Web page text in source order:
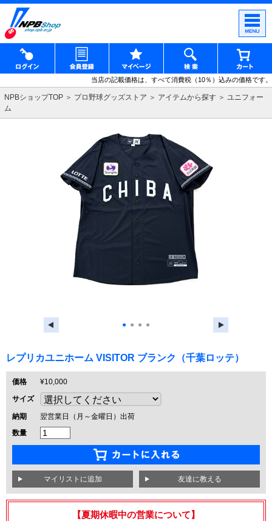
当店の記載価格は、すべて消費税（10％）込みの価格です。
NPBショップTOP プロ野球グッズストア アイテムから探す
ユニフォー
ム
● ● ● ●
レプリカユニホーム VISITOR ブランク（千葉ロッテ）
価格
¥10,000
サイズ
納期
翌営業日（月～金曜日）出荷
数量
友達に教える
【夏期休暇中の営業について】